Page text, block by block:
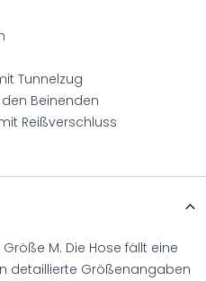
Tunnelzug
Beinenden
Reißverschluss
M. Die Hose fällt eine
detaillierte Größenangaben